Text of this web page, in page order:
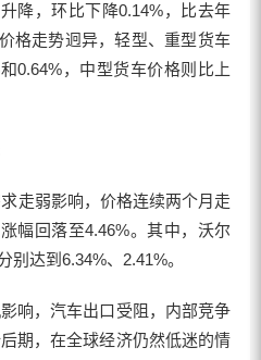
降，环比下降0.14%，比去年
格走势迥异，轻型、重型货车
0.64%，中型货车价格则比上
弱影响，价格连续两个月走
幅回落至4.46%。其中，沃尔
别达到6.34%、2.41%。
，汽车出口受阻，内部竞争
期，在全球经济仍然低迷的情